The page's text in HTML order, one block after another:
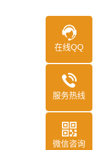
在线QQ
服务热线
微信咨询